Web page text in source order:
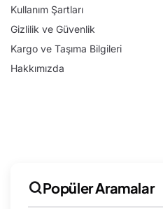
Kullanım Şartları
Gizlilik ve Güvenlik
Kargo ve Taşıma Bilgileri
Hakkımızda
Popüler Aramalar